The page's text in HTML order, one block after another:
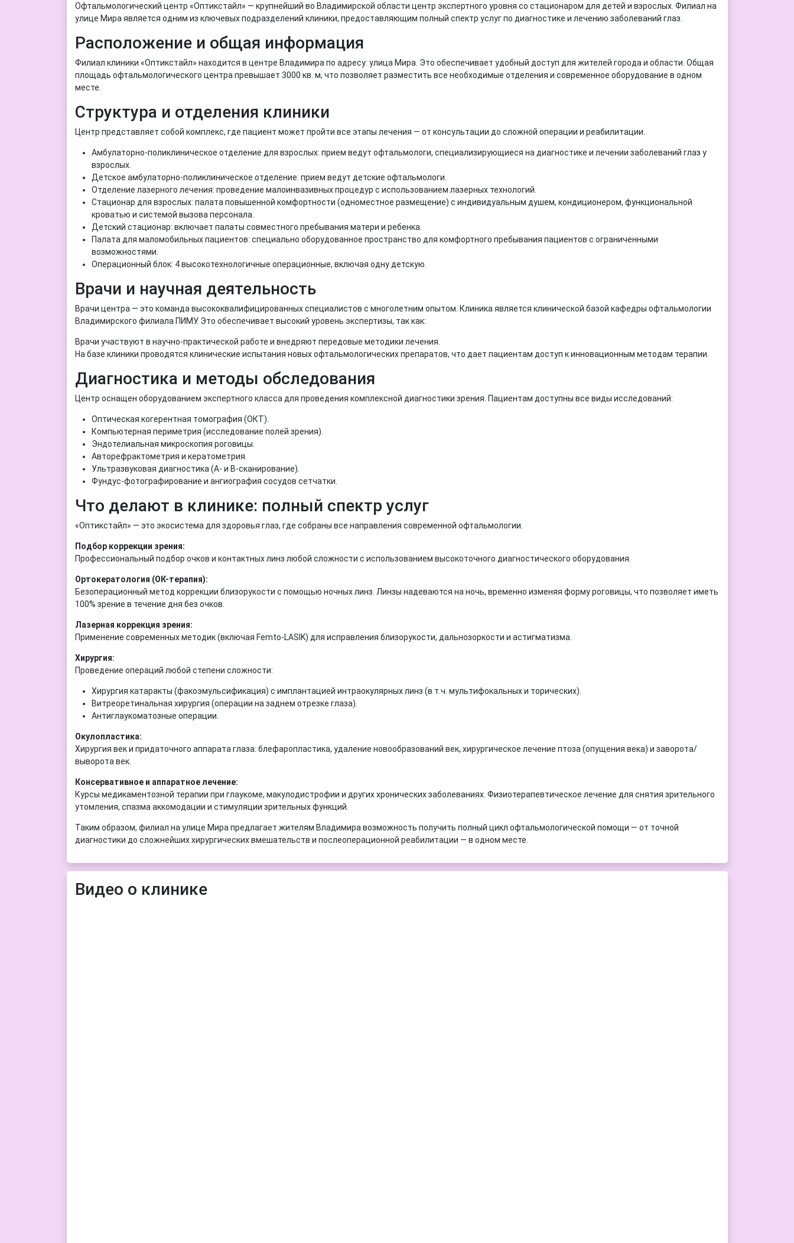
Офтальмологический центр «Оптикстайл» — крупнейший во Владимирской области центр экспертного уровня со стационаром для детей и взрослых. Филиал на
улице Мира является одним из ключевых подразделений клиники, предоставляющим полный спектр услуг по диагностике и лечению заболеваний глаз.
Расположение и общая информация
Филиал клиники «Оптикстайл» находится в центре Владимира по адресу: улица Мира. Это обеспечивает удобный доступ для жителей города и области. Общая
площадь офтальмологического центра превышает 3000 кв. м, что позволяет разместить все необходимые отделения и современное оборудование в одном
месте.
Структура и отделения клиники
Центр представляет собой комплекс, где пациент может пройти все этапы лечения — от консультации до сложной операции и реабилитации.
Амбулаторно-поликлиническое отделение для взрослых: прием ведут офтальмологи, специализирующиеся на диагностике и лечении заболеваний глаз у
взрослых.
Детское амбулаторно-поликлиническое отделение: прием ведут детские офтальмологи.
Отделение лазерного лечения: проведение малоинвазивных процедур с использованием лазерных технологий.
Стационар для взрослых: палата повышенной комфортности (одноместное размещение) с индивидуальным душем, кондиционером, функциональной
кроватью и системой вызова персонала.
Детский стационар: включает палаты совместного пребывания матери и ребенка.
Палата для маломобильных пациентов: специально оборудованное пространство для комфортного пребывания пациентов с ограниченными
возможностями.
Операционный блок: 4 высокотехнологичные операционные, включая одну детскую.
Врачи и научная деятельность
Врачи центра — это команда высококвалифицированных специалистов с многолетним опытом. Клиника является клинической базой кафедры офтальмологии
Владимирского филиала ПИМУ. Это обеспечивает высокий уровень экспертизы, так как:
Врачи участвуют в научно-практической работе и внедряют передовые методики лечения.
На базе клиники проводятся клинические испытания новых офтальмологических препаратов, что дает пациентам доступ к инновационным методам терапии.
Диагностика и методы обследования
Центр оснащен оборудованием экспертного класса для проведения комплексной диагностики зрения. Пациентам доступны все виды исследований:
Оптическая когерентная томография (ОКТ).
Компьютерная периметрия (исследование полей зрения).
Эндотелиальная микроскопия роговицы.
Авторефрактометрия и кератометрия.
Ультразвуковая диагностика (А- и В-сканирование).
Фундус-фотографирование и ангиография сосудов сетчатки.
Что делают в клинике: полный спектр услуг
«Оптикстайл» — это экосистема для здоровья глаз, где собраны все направления современной офтальмологии.
Подбор коррекции зрения:
Профессиональный подбор очков и контактных линз любой сложности с использованием высокоточного диагностического оборудования.
Ортокератология (ОК-терапия):
Безоперационный метод коррекции близорукости с помощью ночных линз. Линзы надеваются на ночь, временно изменяя форму роговицы, что позволяет иметь
100% зрение в течение дня без очков.
Лазерная коррекция зрения:
Применение современных методик (включая Femto-LASIK) для исправления близорукости, дальнозоркости и астигматизма.
Хирургия:
Проведение операций любой степени сложности:
Хирургия катаракты (факоэмульсификация) с имплантацией интраокулярных линз (в т.ч. мультифокальных и торических).
Витреоретинальная хирургия (операции на заднем отрезке глаза).
Антиглаукоматозные операции.
Окулопластика:
Хирургия век и придаточного аппарата глаза: блефаропластика, удаление новообразований век, хирургическое лечение птоза (опущения века) и заворота/
выворота век.
Консервативное и аппаратное лечение:
Курсы медикаментозной терапии при глаукоме, макулодистрофии и других хронических заболеваниях. Физиотерапевтическое лечение для снятия зрительного
утомления, спазма аккомодации и стимуляции зрительных функций.
Таким образом, филиал на улице Мира предлагает жителям Владимира возможность получить полный цикл офтальмологической помощи — от точной
диагностики до сложнейших хирургических вмешательств и послеоперационной реабилитации — в одном месте.
Видео о клинике